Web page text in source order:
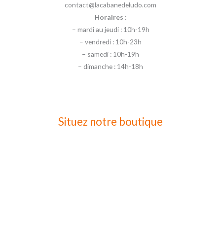
contact@lacabanedeludo.com
Horaires :
– mardi au jeudi : 10h-19h
– vendredi : 10h-23h
– samedi : 10h-19h
– dimanche : 14h-18h
Situez notre boutique